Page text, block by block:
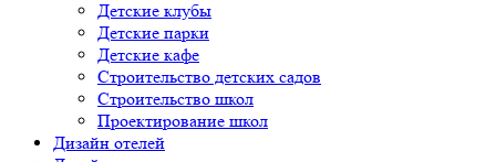
Детские клубы
Детские парки
Детские кафе
Строительство детских садов
Строительство школ
Проектирование школ
Дизайн отелей